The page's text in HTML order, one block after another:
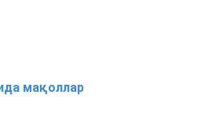
мақоллар